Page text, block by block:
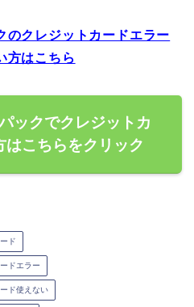
のクレジットカードエラー
方はこちら
ックでクレジットカ
はこちらをクリック
ド
ドエラー
ド使えない